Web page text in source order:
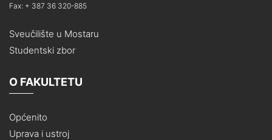
Fax: + 387 36 320-885
Sveučilište u Mostaru
Studentski zbor
O FAKULTETU
Općenito
Uprava i ustroj